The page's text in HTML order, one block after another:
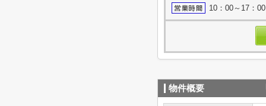
10：00～17：
物件概要